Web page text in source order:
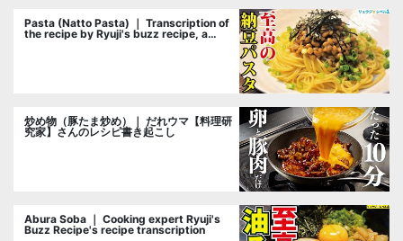
Pasta (Natto Pasta) ｜ Transcription of
the recipe by Ryuji's buzz recipe, a
cooking researcher
炒め物（豚たま炒め）｜ だれウマ【料理研
究家】さんのレシピ書き起こし
Abura Soba ｜ Cooking expert Ryuji's
Buzz Recipe's recipe transcription